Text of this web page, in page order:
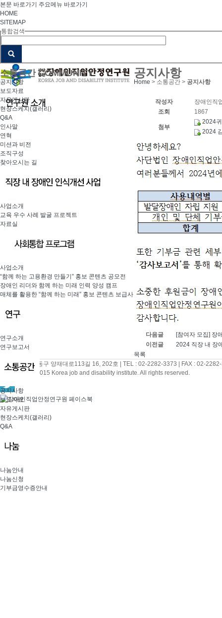
본문 바로가기
주요메뉴 바로가기
HOME
SITEMAP
통합검색
인사말
연혁
미션과 비전
조직구성
찾아오시는 길
사업소개
교육 우수 사례 발굴 프로젝트
자료실
사업소개
“함께 하는 고용환경 만들기” 홍보 콘텐츠 공모전
장애인 리더와 함께 하는 미래 인력 양성 캠프
매체를 활용한 “함께 하는 미래” 홍보 콘텐츠 보급사업
연구소개
연구보고서
공지사항
보도자료
자유게시판
현장스케치(갤러리)
Q&A
나눔안내
나눔신청
기부금영수증안내
소통공간COMMUNITY
공지사항
보도자료
자유게시판
현장스케치(갤러리)
Q&A
공지사항
Home > 소통공간 > 공지사항
작성자
장애인직
조회
1867
첨부
2024
2024
다음글
[참여자 모집] 장
이전글
2024 직장 내 장
목록
서울특별시 강동구 양재대로113길 16, 202호
TEL : 02-2282-3373
FAX : 02-
Copyright(C) 2015 Korea job and disability institute. All rights reserved.